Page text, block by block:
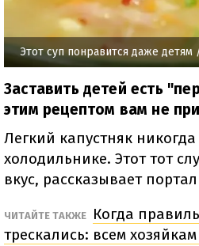
Этот суп понравится даже детям
Заставить детей есть
этим рецептом вам не
Легкий капустняк
холодильнике. Этот тот
вкус, рассказывает портал
ЧИТАЙТЕ ТАКЖЕ
Когда
трескались: всем